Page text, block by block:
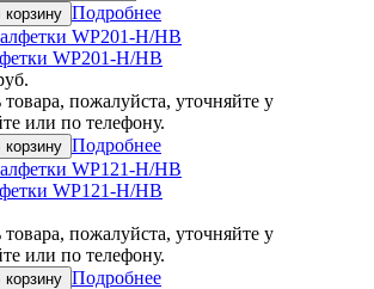
Подробнее
WP201-H/HB
пожалуйста, уточняйте у
или по телефону.
Подробнее
WP121-H/HB
пожалуйста, уточняйте у
или по телефону.
Подробнее